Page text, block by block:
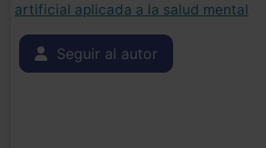
artificial aplicada a la salud mental
Seguir al autor